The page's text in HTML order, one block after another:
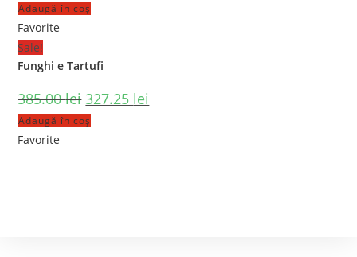
Adaugă în coș
Favorite
Sale!
Funghi e Tartufi
385.00lei 327.25 lei
Adaugă în coș
Favorite